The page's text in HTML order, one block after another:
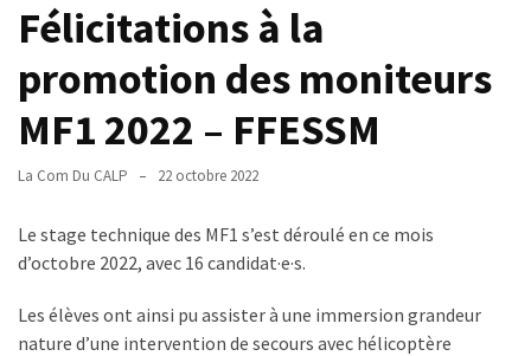
Vendredi
21h
23h
Félicitations à la
promotion des moniteurs
MF1 2022 – FFESSM
La Com Du CALP 22 octobre 2022
Le stage technique des MF1 s’est déroulé en ce mois
d’octobre 2022, avec 16 candidat·e·s.
Les élèves ont ainsi pu assister à une immersion grandeur
nature d’une intervention de secours avec hélicoptère